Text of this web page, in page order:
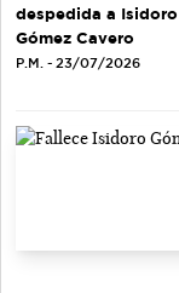
despedida a Isidoro
Gómez Cavero
P.M. - 23/07/2026